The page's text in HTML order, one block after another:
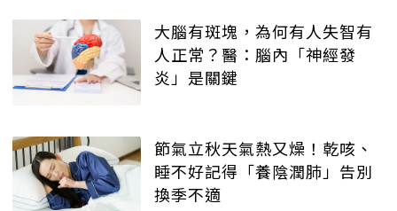
大腦有斑塊，為何有人失智有
人正常？醫：腦內「神經發
炎」是關鍵
節氣立秋天氣熱又燥！乾咳、
睡不好記得「養陰潤肺」告別
換季不適